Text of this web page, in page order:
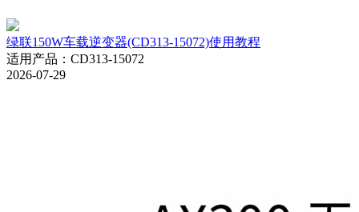
绿联150W车载逆变器(CD313-15072)使用教程
适用产品 ： CD313-15072
2026-07-29